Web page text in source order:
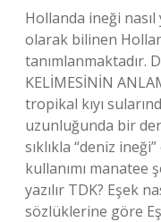
Hollanda ineği nasıl
olarak bilinen
tanımlanmaktadır.
KELİMESİNİN
tropikal kıyı
uzunluğunda bir
sıklıkla “deniz
kullanımı manatee
yazılır TDK? Eşek
sözlüklerine göre